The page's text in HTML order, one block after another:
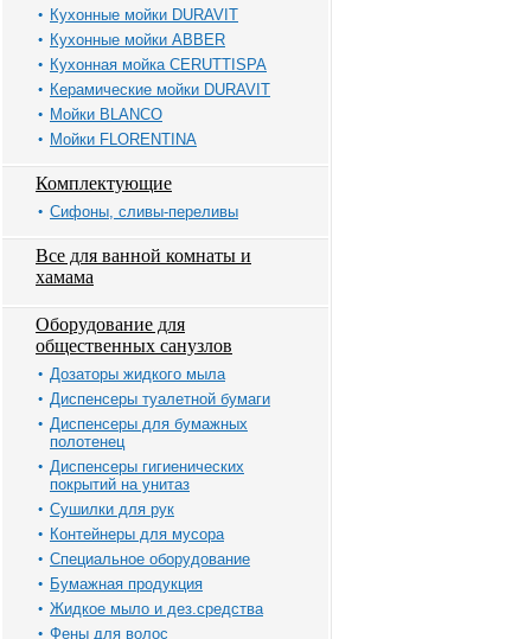
Кухонные мойки DURAVIT
Кухонные мойки ABBER
Кухонная мойка CERUTTISPA
Керамические мойки DURAVIT
Мойки BLANCO
Мойки FLORENTINA
Комплектующие
Сифоны, сливы-переливы
Все для ванной комнаты и
хамама
Оборудование для
общественных санузлов
Дозаторы жидкого мыла
Диспенсеры туалетной бумаги
Диспенсеры для бумажных
полотенец
Диспенсеры гигиенических
покрытий на унитаз
Сушилки для рук
Контейнеры для мусора
Специальное оборудование
Бумажная продукция
Жидкое мыло и дез.средства
Фены для волос